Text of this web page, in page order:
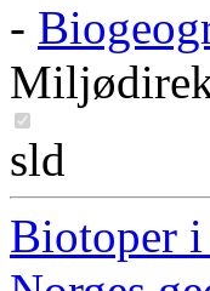
-
sld
Biotoper i